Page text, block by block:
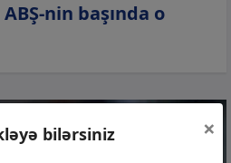
nin başında o
bilərsiniz ×